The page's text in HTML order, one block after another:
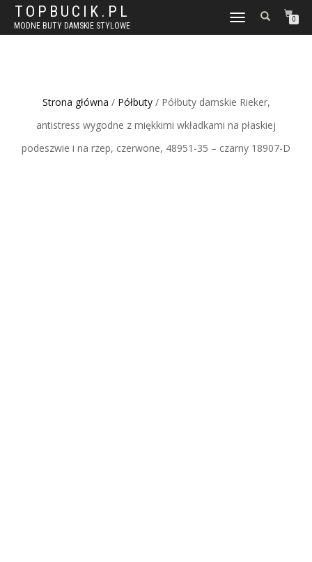
TOPBUCIK.PL
MODNE BUTY DAMSKIE STYLOWE
WŁĄCZ
NAWIGACJĘ
0
Strona główna / Półbuty/ Półbuty damskie Rieker,
antistress wygodne z miękkimi wkładkami na płaskiej
podeszwie i na rzep, czerwone, 48951-35 – czarny 18907-D